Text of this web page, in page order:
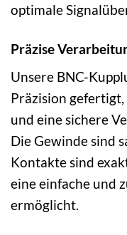
optimale
Präzise
Unsere BNC-
Präzision
und eine sichere
Die Gewinde sind
Kontakte sind
eine einfache und
ermöglicht.